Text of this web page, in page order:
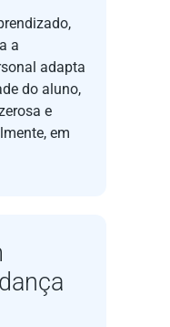
a
adapta
do aluno,
e
em